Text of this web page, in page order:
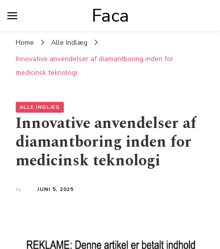
Faca
Home
Alle Indlæg
Innovative anvendelser af diamantboring inden for
medicinsk teknologi
ALLE INDLÆG
Innovative anvendelser af
diamantboring inden for
medicinsk teknologi
by JUNI 5, 2025